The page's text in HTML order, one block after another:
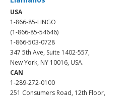
USA
1-866-85-LINGO
(1-866-85-54646)
1-866-503-0728
347 5th Ave, Suite 1402-557,
New York, NY 10016, USA.
CAN
1-289-272-0100
251 Consumers Road, 12th Floor,